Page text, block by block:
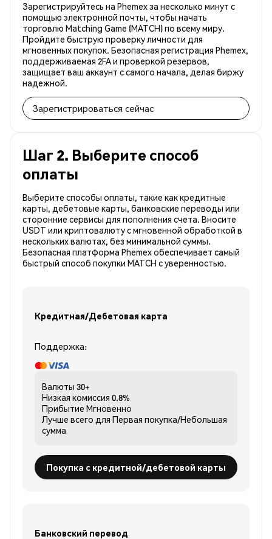
Зарегистрируйтесь на Phemex за несколько минут с
помощью электронной почты, чтобы начать
торговлю Matching Game (MATCH) по всему миру.
Пройдите быструю проверку личности для
мгновенных покупок. Безопасная регистрация Phemex,
поддерживаемая 2FA и проверкой резервов,
защищает ваш аккаунт с самого начала, делая биржу
надежной.
Зарегистрироваться сейчас
Шаг 2. Выберите способ
оплаты
Выберите способы оплаты, такие как кредитные
карты, дебетовые карты, банковские переводы или
сторонние сервисы для пополнения счета. Вносите
USDT или криптовалюту с мгновенной обработкой в
нескольких валютах, без минимальной суммы.
Безопасная платформа Phemex обеспечивает самый
быстрый способ покупки MATCH с уверенностью.
Кредитная/Дебетовая карта
Поддержка:
Валюты 30+
Низкая комиссия 0.8%
Прибытие Мгновенно
Лучше всего для Первая покупка/Небольшая
сумма
Покупка с кредитной/дебетовой карты
Банковский перевод